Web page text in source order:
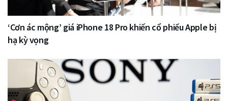
‘Cơn ác mộng’ giá iPhone 18 Pro khiến cổ phiếu Apple bị
hạ kỳ vọng